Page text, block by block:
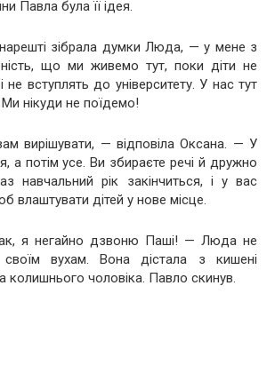
Павла була її ідея.
зібрала думки Люда, — у мене з
що ми живемо тут, поки діти не
не вступлять до університету. У нас тут
Ми нікуди не поїдемо!
вирішувати, — відповіла Оксана. — У
а потім усе. Ви збираєте речі й дружно
навчальний рік закінчиться, і у вас
влаштувати дітей у нове місце.
я негайно дзвоню Паші! — Люда не
своїм вухам. Вона дістала з кишені
колишнього чоловіка. Павло скинув.